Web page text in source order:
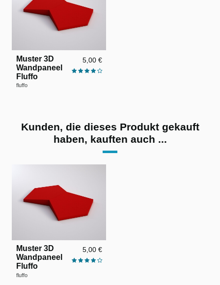
Muster 3D
Wandpaneel
Fluffo
fluffo
5,00 €
Kunden, die dieses Produkt gekauft
haben, kauften auch ...
Muster 3D
Wandpaneel
Fluffo
fluffo
5,00 €